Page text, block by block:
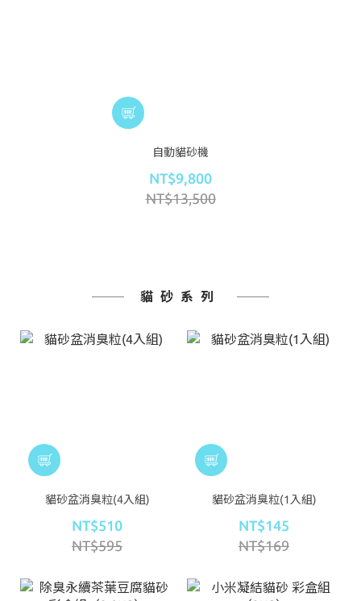
自動貓砂機
NT$9,800
NT$13,500
貓砂系列
貓砂盆消臭粒(4入組)
NT$510
NT$595
貓砂盆消臭粒(1入組)
NT$145
NT$169